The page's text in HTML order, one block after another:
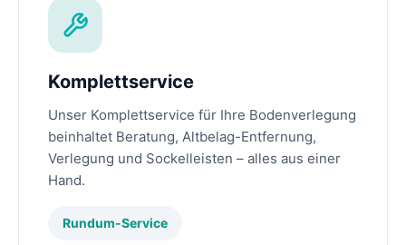
Komplettservice
Unser Komplettservice für Ihre Bodenverlegung
beinhaltet Beratung, Altbelag-Entfernung,
Verlegung und Sockelleisten – alles aus einer
Hand.
Rundum-Service